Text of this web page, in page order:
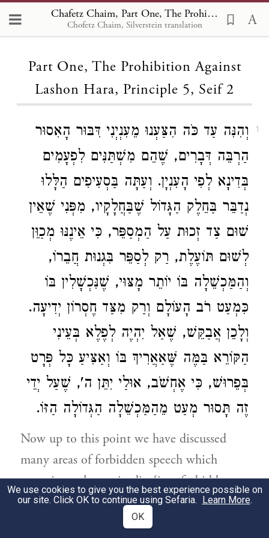
Chafetz Chaim, Part One, The Prohibition Against Lashon Hara, Principle 5 2
Chofetz Chaim, Silverstein translation
Loading...
Part One, The Prohibition Against
Lashon Hara, Principle 5, Seif 2
1
וְהִנִּה עַד כֹּה הִצַּעְנוּ מֵעִנְיְנִי דִּבּוּר הָאִסוּר
הַרְבֵּה דְּבָרִים, שֶׁהֵם מִשְׁתַּנִּים לִפְעָמִים
בְּדִינָא לְפִי הָעִנְיָן. וְעַתָּה בַּסְעִיפִים הַלָּלוּ
נְדַבֵּר בַּחֵלֶק הַגָּדוֹל שֶׁבַּחֲלָקָיו, מִפְּנִי שֶׁאֵין
שׁוּם צַד זְכוּת עַל הַמְסַפֵּר, כִּי אֵינֶנּוּ מְכַוֵּן
לְשׁוּם תּוֹעֶלֶת, רַק לְסַפֵּר בִּגְנוּת חֲבֵרוֹ,
וְהַמַּכְשֵׁלָה בּוֹ יוֹתֵר מָצּוּי, שֶׁנִּכְשָׁלִין בּוֹ
כִּמְעַט רֹב הָעוֹלָם וְרַק מִצַּד חֶסְרוֹן יְדִיעָה.
וְלָכֵן אֲבַקֵּשׁ, שֶׁאַל יִהְיֶה לְפֶלֶא בְּעֵינִי
הַקּוֹרֵא בַּמֶּה שֶּׁאַאֲרִיךְ בּוֹ וְאַצִּיעַ כָּל פְּרָט
בְּפֵרוּשׁ, כִּי אֶחְשֹׁב, אוּלַי יִתֵּן ה', שֶׁעַל יְדֵי
זֶה תָּסוּר מְעַט מֵהַמַּכְשֵׁלָה הַגְּדוֹלָה הַזּוֹ.
Now up to this point we have discussed
many areas of forbidden speech which
sometimes change in din [i.e., forbidden or
permitted] according to the circumstances.
And now in these sections, we shall speak
We use cookies to give you the best experience possible on
our site. Click OK to continue using Sefaria. Learn More.
OK